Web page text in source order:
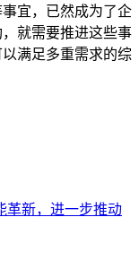
宜，已然成为了企
就需要推进这些事
满足多重需求的综
革新，进一步推动